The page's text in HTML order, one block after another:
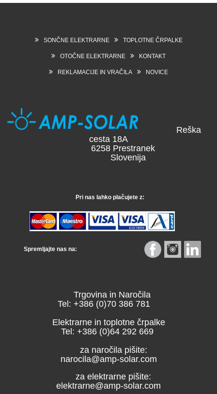
SONČNE ELEKTRARNE TOPLOTNE ČRPALKE
OTOČNE ELEKTRARNE KONTAKT
REKLAMACIJE IN VRAČILA NOVICE
Reška
cesta 18A
6258 Prestranek
Slovenija
Pri nas lahko plačujete z:
Spremljajte nas na:
Trgovina in Naročila
Tel: +386 (0)70 386 781
Elektrarne in toplotne črpalke
Tel: +386 (0)64 292 669
za naročila pišite:
narocila@amp-solar.com
za elektrarne pišite:
elektrarne@amp-solar.com